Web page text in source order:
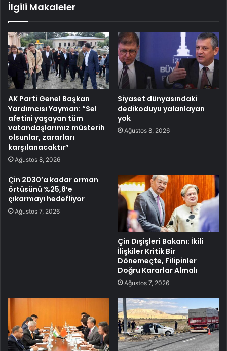
İlgili Makaleler
AK Parti Genel Başkan
Yardımcısı Yayman: “Sel
afetini yaşayan tüm
vatandaşlarımız müsterih
olsunlar, zararları
karşılanacaktır”
Ağustos 8, 2026
Siyaset dünyasındaki
dedikoduyu yalanlayan
yok
Ağustos 8, 2026
Çin 2030’a kadar orman
örtüsünü %25,8’e
çıkarmayı hedefliyor
Ağustos 7, 2026
Çin Dışişleri Bakanı: İkili
İlişkiler Kritik Bir
Dönemeçte, Filipinler
Doğru Kararlar Almalı
Ağustos 7, 2026